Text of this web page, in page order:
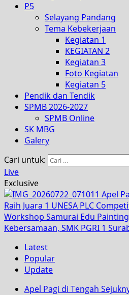
P5
Selayang Pandang
Tema Kebekerjaan
Kegiatan 1
KEGIATAN 2
Kegiatan 3
Foto Kegiatan
Kegiatan 5
Pendik dan Tendik
SPMB 2026-2027
SPMB Online
SK MBG
Galery
Cari untuk:
Live
Exclusive
Apel
Raih Juara 1 UNESA PLC
Workshop Samurai Edu
Kebersamaan, SMK PGRI 1
Latest
Popular
Update
Apel Pagi di Tengah